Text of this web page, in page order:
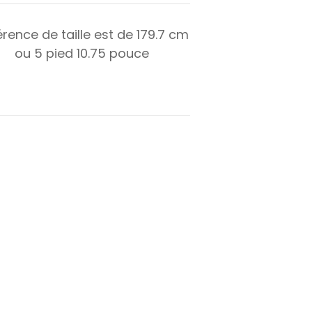
de taille est de179.7 cm
ou 5 pied 10.75 pouce